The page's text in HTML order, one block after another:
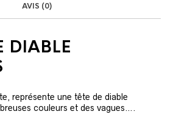
AVIS (0)
DIABLE
représente une tête de diable
couleurs et des vagues….